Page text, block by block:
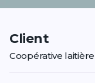
Client
Coopérative